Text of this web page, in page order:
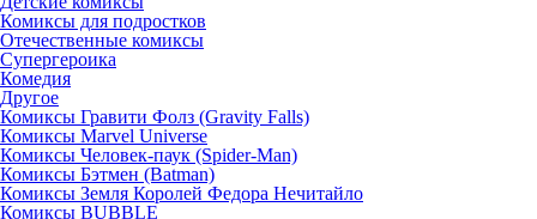
Комиксы для подростков
Отечественные комиксы
Супергероика
Комедия
Другое
Комиксы Гравити Фолз (Gravity Falls)
Комиксы Marvel Universe
Комиксы Человек-паук (Spider-Man)
Комиксы Бэтмен (Batman)
Комиксы Земля Королей Федора Нечитайло
Комиксы BUBBLE